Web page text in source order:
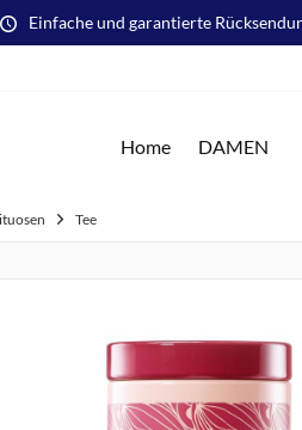
Einfache und garantierte
Home DAMEN
Tee